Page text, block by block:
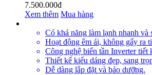
7.500.000đ
Xem thêm Mua hàng
Có khả năng làm lạnh nhanh và
Hoạt động êm ái, không gấy ra
Công nghệ biến tần Inverter tiết
Thiết kế kiểu dáng đẹp, sang
Dễ dàng lắp đặt và bảo dưỡng.